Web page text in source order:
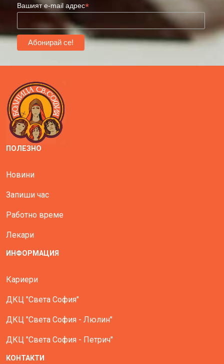
Вашият e-mail адрес*
ПОЛЕЗНО
Новини
Запиши час
Работно време
Лекари
ИНФОРМАЦИЯ
Кариери
ДКЦ "Света София"
ДКЦ "Света София - Люлин"
ДКЦ "Света София - Петрич"
КОНТАКТИ